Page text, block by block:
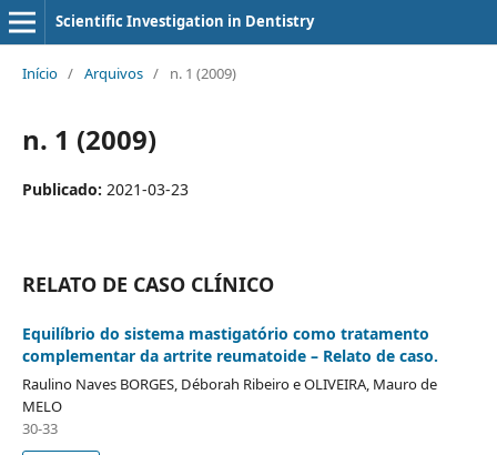
Scientific Investigation in Dentistry
Início / Arquivos / n. 1 (2009)
n. 1 (2009)
Publicado: 2021-03-23
RELATO DE CASO CLÍNICO
Equilíbrio do sistema mastigatório como tratamento
complementar da artrite reumatoide – Relato de caso.
Raulino Naves BORGES, Déborah Ribeiro e OLIVEIRA, Mauro de
MELO
30-33